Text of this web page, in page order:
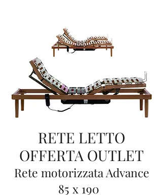
RETE LETTO
OFFERTA OUTLET
Rete motorizzata Advance
85 x 190